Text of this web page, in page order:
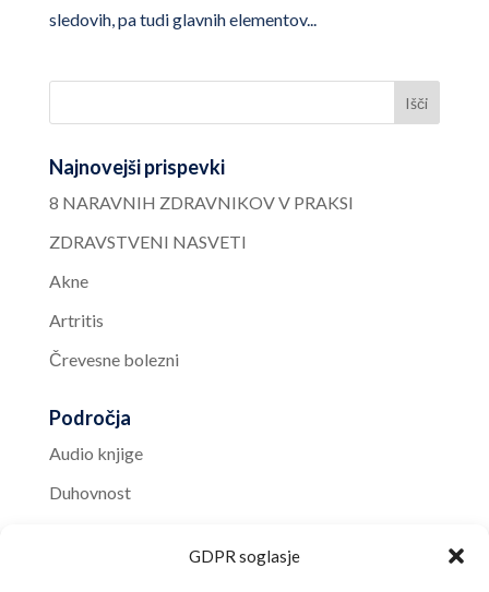
GDPR soglasje
sledovih, pa tudi glavnih elementov...
Najnovejši prispevki
8 NARAVNIH ZDRAVNIKOV V PRAKSI
ZDRAVSTVENI NASVETI
Akne
Artritis
Črevesne bolezni
Področja
Audio knjige
Duhovnost